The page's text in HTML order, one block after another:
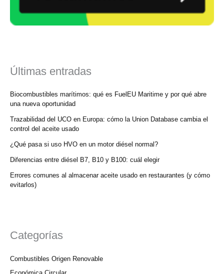
Últimas entradas
Biocombustibles marítimos: qué es FuelEU Maritime y por qué abre
una nueva oportunidad
Trazabilidad del UCO en Europa: cómo la Union Database cambia el
control del aceite usado
¿Qué pasa si uso HVO en un motor diésel normal?
Diferencias entre diésel B7, B10 y B100: cuál elegir
Errores comunes al almacenar aceite usado en restaurantes (y cómo
evitarlos)
Categorías
Combustibles Origen Renovable